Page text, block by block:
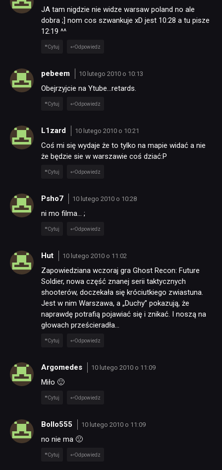
JA tam nigdzie nie widze warsaw poland no ale
dobra ;] nom cos szwankuje xD jest 10:28 a tu pisze
12:19 ^^
Cytuj Odpowiedz
pebeem 10 lutego 2010 o 10:13
Obejrzyjcie na Ytube…retards.
Cytuj Odpowiedz
L1zard 10 lutego 2010 o 10:21
Coś mi się wydaje że to tylko na mapie widać a nie
że będzie sie w warszawie coś dziać:P
Cytuj Odpowiedz
Psho7 10 lutego 2010 o 10:28
ni mo filma… ;
Cytuj Odpowiedz
Hut 10 lutego 2010 o 11:02
Zapowiedziana wczoraj gra Ghost Recon: Future
Soldier, nowa część znanej serii taktycznych
shooterów, doczekała się króciutkiego zwiastuna.
Jest w nim Warszawa, a „Duchy” pokazują, że
naprawdę potrafią pojawiać się i znikać. I noszą na
głowach prześcieradła…
Cytuj Odpowiedz
Argomedes 10 lutego 2010 o 11:09
Miło 🙂
Cytuj Odpowiedz
Bollo555 10 lutego 2010 o 11:09
no nie ma 🙁
Cytuj Odpowiedz